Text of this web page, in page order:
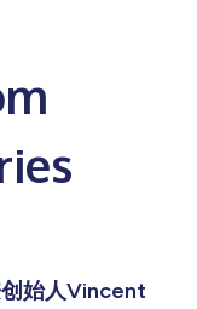
始人Vincent